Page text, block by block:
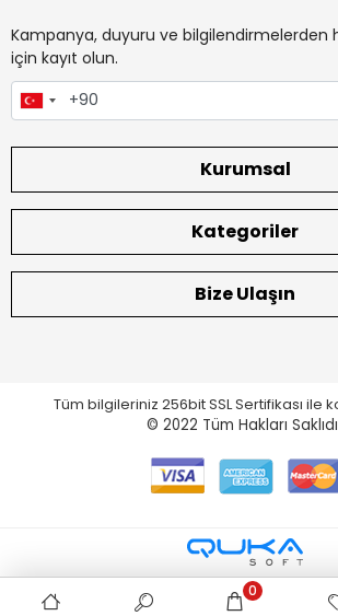
Kampanya, duyuru ve bilgilendirmelerden
için kayıt olun.
Kurumsal
Kategoriler
Bize Ulaşın
Tüm bilgileriniz 256bit SSL Sertifikası ile
© 2022 Tüm Hakları
0